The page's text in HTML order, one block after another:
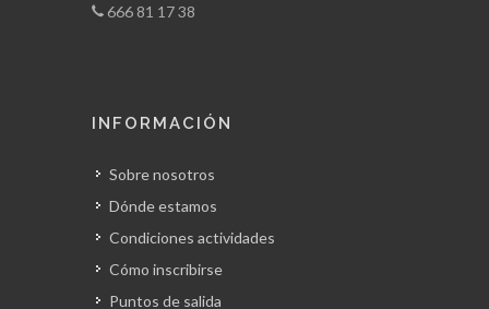
666 81 17 38
INFORMACIÓN
Sobre nosotros
Dónde estamos
Condiciones actividades
Cómo inscribirse
Puntos de salida